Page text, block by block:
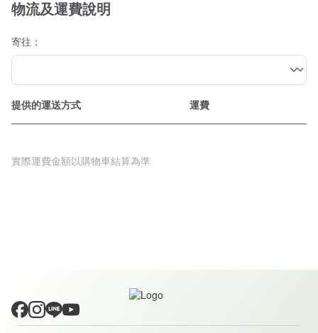
物流及運費說明
寄往：
提供的運送方式 運費
實際運費金額以購物車結算為準